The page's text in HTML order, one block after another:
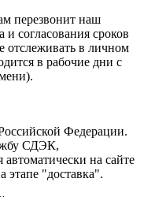
перезвонит наш
и согласования сроков
отслеживать в личном
в рабочие дни с
Федерации.
СДЭК,
автоматически на сайте
этапе "доставка".